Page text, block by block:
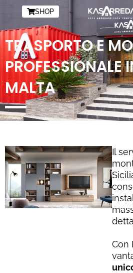
contenuto
SHOP
TRASPORTO E
PROFESSIONALE
MALTA
Il
Con